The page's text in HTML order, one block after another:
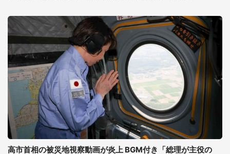
高市首相の被災地視察動画が炎上 BGM付き「総理が主役の